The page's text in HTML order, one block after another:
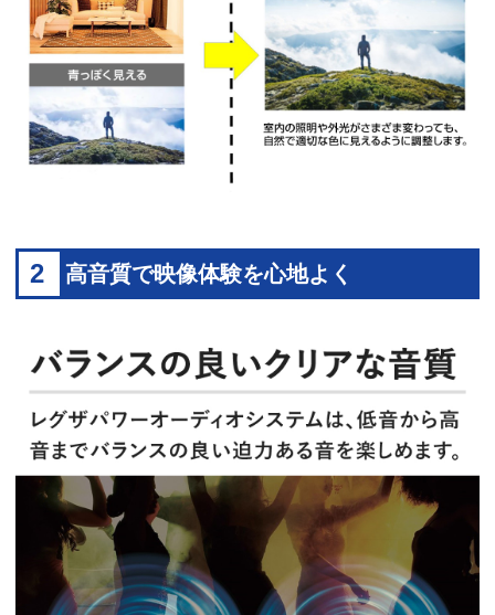
2 高音質で映像体験を心地よく